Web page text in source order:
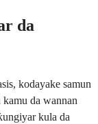
da
kodayake samun
da wannan
kula da